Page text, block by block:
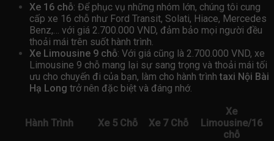
Xe 16 chỗ: Để phục vụ những nhóm lớn, chúng tôi cung
cấp xe 16 chỗ như Ford Transit, Solati, Hiace, Mercedes
Benz,… với giá 2.700.000 VND, đảm bảo mọi người đều
thoải mái trên suốt hành trình.
Xe Limousine 9 chỗ: Với giá cũng là 2.700.000 VND, xe
Limousine 9 chỗ mang lại sự sang trọng và thoải mái tối
ưu cho chuyến đi của bạn, làm cho hành trìnhtaxi Nội Bài
Hạ Long trở nên đặc biệt và đáng nhớ.
Hành Trình Xe 5 Chỗ Xe 7 Chỗ
Xe
Limousine/16
chỗ